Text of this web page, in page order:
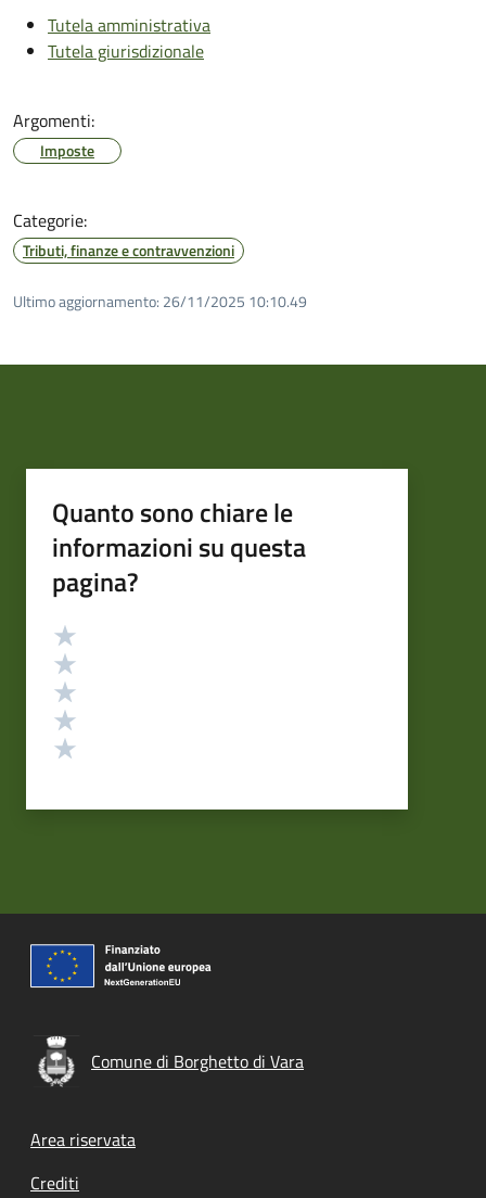
Tutela amministrativa
Tutela giurisdizionale
Argomenti:
Imposte
Categorie:
Tributi, finanze e contravvenzioni
Ultimo aggiornamento: 26/11/2025 10:10.49
Quanto sono chiare le
informazioni su questa
pagina?
Valutazione
Comune di Borghetto di Vara
Footer menu
Area riservata
Crediti